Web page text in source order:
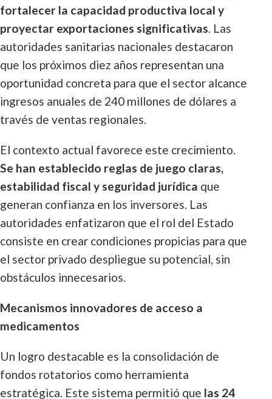
fortalecer la capacidad productiva local y
proyectar exportaciones significativas. Las
autoridades sanitarias nacionales destacaron
que los próximos diez años representan una
oportunidad concreta para que el sector alcance
ingresos anuales de 240 millones de dólares a
través de ventas regionales.
El contexto actual favorece este crecimiento.
Se han establecido reglas de juego claras,
estabilidad fiscal y seguridad jurídica que
generan confianza en los inversores. Las
autoridades enfatizaron que el rol del Estado
consiste en crear condiciones propicias para que
el sector privado despliegue su potencial, sin
obstáculos innecesarios.
Mecanismos innovadores de acceso a
medicamentos
Un logro destacable es la consolidación de
fondos rotatorios como herramienta
estratégica. Este sistema permitió que las 24